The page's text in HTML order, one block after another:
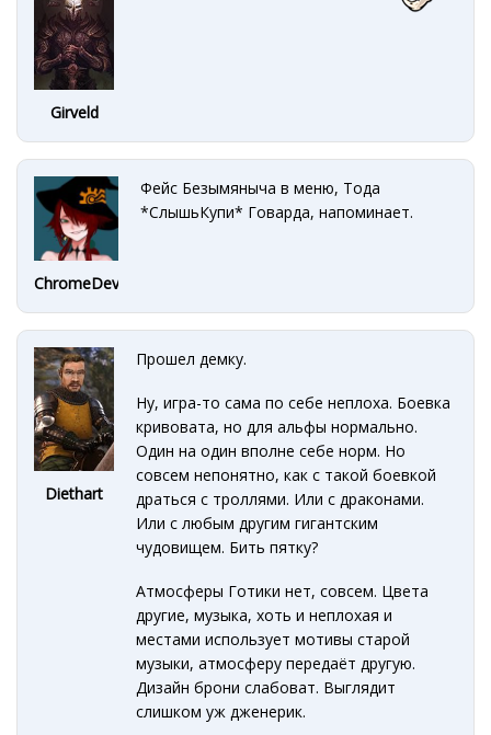
Girveld
ChromeDevice
Фейс Безымяныча в меню, Тода
*СлышьКупи* Говарда, напоминает.
Diethart
Прошел демку.
Ну, игра-то сама по себе неплоха. Боевка
кривовата, но для альфы нормально.
Один на один вполне себе норм. Но
совсем непонятно, как с такой боевкой
драться с троллями. Или с драконами.
Или с любым другим гигантским
чудовищем. Бить пятку?
Атмосферы Готики нет, совсем. Цвета
другие, музыка, хоть и неплохая и
местами использует мотивы старой
музыки, атмосферу передаёт другую.
Дизайн брони слабоват. Выглядит
слишком уж дженерик.